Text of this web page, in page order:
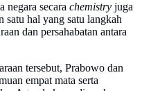
negara secara chemistry juga
satu hal yang satu langkah
dan persahabatan antara
tersebut, Prabowo dan
empat mata serta